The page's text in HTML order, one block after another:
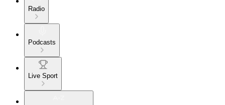
Radio
Podcasts
Live Sport